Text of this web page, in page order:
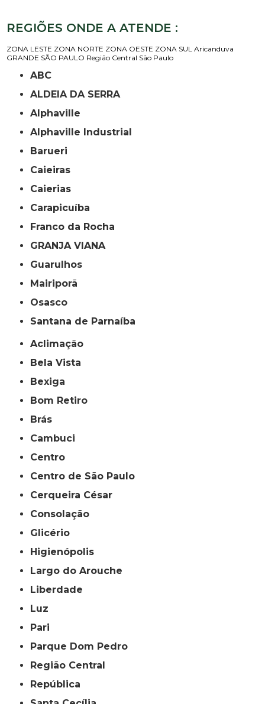
REGIÕES ONDE A ATENDE :
ZONA LESTE ZONA NORTE ZONA OESTE ZONA SUL Aricanduva
GRANDE SÃO PAULO Região Central São Paulo
ABC
ALDEIA DA SERRA
Alphaville
Alphaville Industrial
Barueri
Caieiras
Caierias
Carapicuíba
Franco da Rocha
GRANJA VIANA
Guarulhos
Mairiporã
Osasco
Santana de Parnaíba
Aclimação
Bela Vista
Bexiga
Bom Retiro
Brás
Cambuci
Centro
Centro de São Paulo
Cerqueira César
Consolação
Glicério
Higienópolis
Largo do Arouche
Liberdade
Luz
Pari
Parque Dom Pedro
Região Central
República